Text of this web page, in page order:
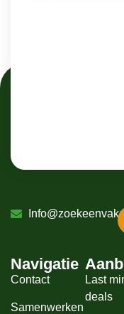
Navigatie
Contact
Samenwerken
Last
deals